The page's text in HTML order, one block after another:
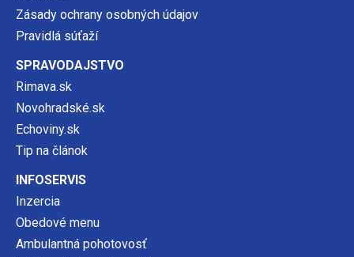
Zásady ochrany osobných údajov
Pravidlá súťaží
SPRAVODAJSTVO
Rimava.sk
Novohradské.sk
Echoviny.sk
Tip na článok
INFOSERVIS
Inzercia
Obedové menu
Ambulantná pohotovosť